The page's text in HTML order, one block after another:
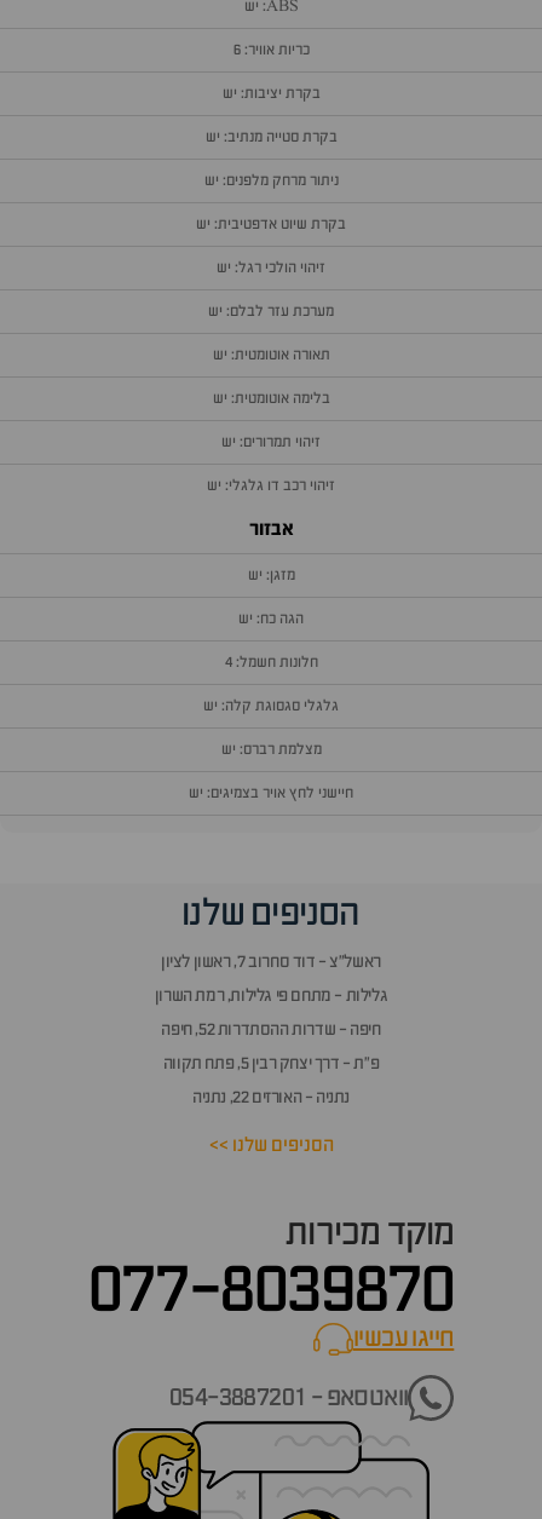
ABS: יש
כריות אוויר: 6
בקרת יציבות: יש
בקרת סטייה מנתיב: יש
ניתור מרחק מלפנים: יש
בקרת שיוט אדפטיבית: יש
זיהוי הולכי רגל: יש
מערכת עזר לבלם: יש
תאורה אוטומטית: יש
בלימה אוטומטית: יש
זיהוי תמרורים: יש
זיהוי רכב דו גלגלי: יש
אבזור
מזגן: יש
הגה כח: יש
חלונות חשמל: 4
גלגלי סגסוגת קלה: יש
מצלמת רברס: יש
חיישני לחץ אויר בצמיגים: יש
הסניפים שלנו
ראשל״צ - דוד סחרוב 7, ראשון לציון
גלילות - מתחם פי גלילות, רמת השרון
חיפה - שדרות ההסתדרות 52, חיפה
פ״ת - דרך יצחק רבין 5, פתח תקווה
נתניה - האורזים 22, נתניה
הסניפים שלנו >>
מוקד מכירות
077-8039870
חייגו עכשיוcall now
וואטסאפ - 054-3887201